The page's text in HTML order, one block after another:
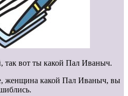
так вот ты какой Пал Иваныч.
женщина какой Пал Иваныч, вы